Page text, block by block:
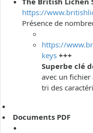
https://
Présence de
https://
keys +++
Superbe clé
avec un fichier
tri des
Documents PDF